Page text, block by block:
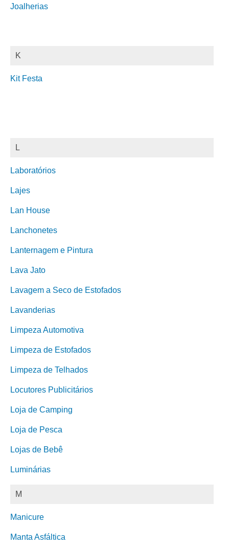
Joalherias
K
Kit Festa
L
Laboratórios
Lajes
Lan House
Lanchonetes
Lanternagem e Pintura
Lava Jato
Lavagem a Seco de Estofados
Lavanderias
Limpeza Automotiva
Limpeza de Estofados
Limpeza de Telhados
Locutores Publicitários
Loja de Camping
Loja de Pesca
Lojas de Bebê
Luminárias
M
Manicure
Manta Asfáltica